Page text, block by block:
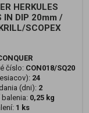
HERKULES
IN DIP 20mm /
SCOPEX
číslo: CON018/SQ20
24
(dni): 2
0,25 kg
1 ks